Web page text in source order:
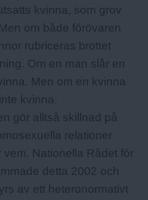
kvinna, som grov
om både förövaren
rubriceras brottet
Om en man slår en
Men om en kvinna
kvinna.
gör alltså skillnad på
relationer
Nationella Rådet för
detta 2002 och
av ett heteronormativt